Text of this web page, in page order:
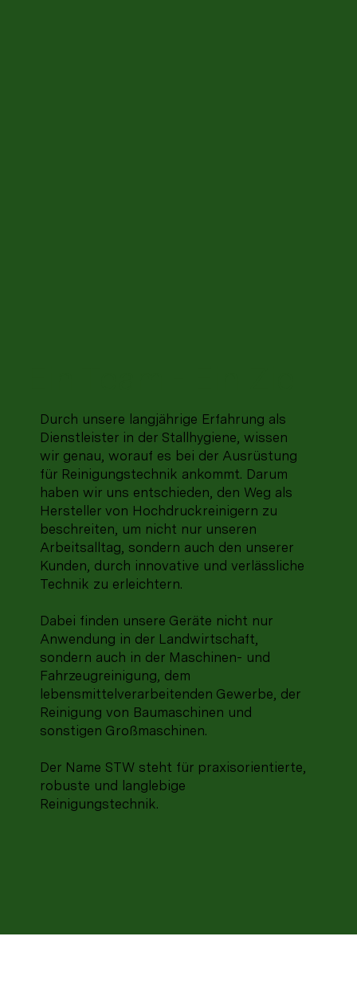
Durch unsere langjährige Erfahrung als
Dienstleister in der Stallhygiene, wissen
wir genau, worauf es bei der Ausrüstung
für Reinigungstechnik ankommt. Darum
haben wir uns entschieden, den Weg als
Hersteller von Hochdruckreinigern zu
beschreiten, um nicht nur unseren
Arbeitsalltag, sondern auch den unserer
Kunden, durch innovative und verlässliche
Technik zu erleichtern.
Dabei finden unsere Geräte nicht nur
Anwendung in der Landwirtschaft,
sondern auch in der Maschinen- und
Fahrzeugreinigung, dem
lebensmittelverarbeitenden Gewerbe, der
Reinigung von Baumaschinen und
sonstigen Großmaschinen.
Der Name STW steht für praxisorientierte,
robuste und langlebige
Reinigungstechnik.